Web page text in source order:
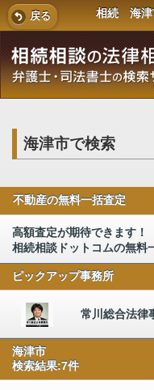
戻る 相続 海津
海津市で検索
不動産の無料一括査定
高額査定が期待できます！
相続相談ドットコムの無料
ピックアップ事務所
常川総合法律
海津市
検索結果:7件